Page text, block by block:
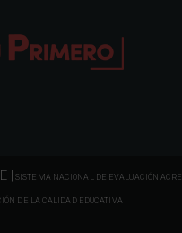
| SISTEMA NACIONAL DE EVALUACIÓN
DE LA CALIDAD EDUCATIVA